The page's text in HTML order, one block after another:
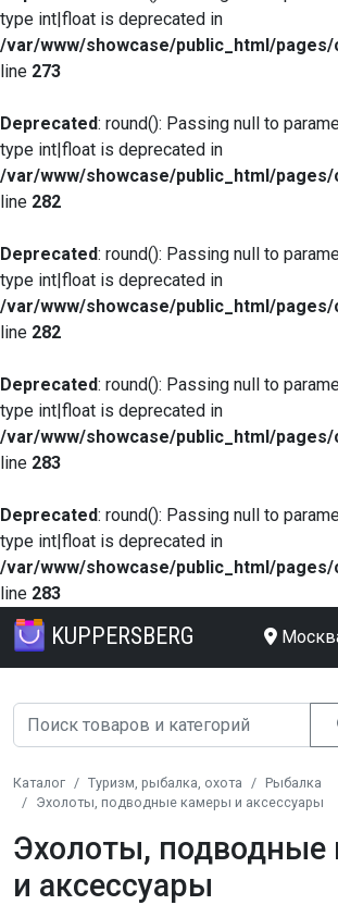
type int|float is deprecated in
/var/www/showcase/public_html/pages/
line 273
Deprecated: round(): Passing null to
type int|float is deprecated in
/var/www/showcase/public_html/pages/
line 282
Deprecated: round(): Passing null to
type int|float is deprecated in
/var/www/showcase/public_html/pages/
line 282
Deprecated: round(): Passing null to
type int|float is deprecated in
/var/www/showcase/public_html/pages/
line 283
Deprecated: round(): Passing null to
type int|float is deprecated in
/var/www/showcase/public_html/pages/
line 283
KUPPERSBERG
Каталог Туризм, рыбалка, охота
Рыбалка
Эхолоты, подводные камеры и аксессуары
Эхолоты, подводные
и аксессуары